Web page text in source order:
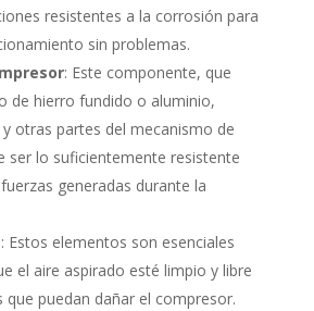
resistentes a la corrosión para
sin problemas.
: Este componente, que
de hierro fundido o aluminio,
otras partes del mecanismo de
ser lo suficientemente resistente
generadas durante la
: Estos elementos son esenciales
el aire aspirado esté limpio y libre
que puedan dañar el compresor.